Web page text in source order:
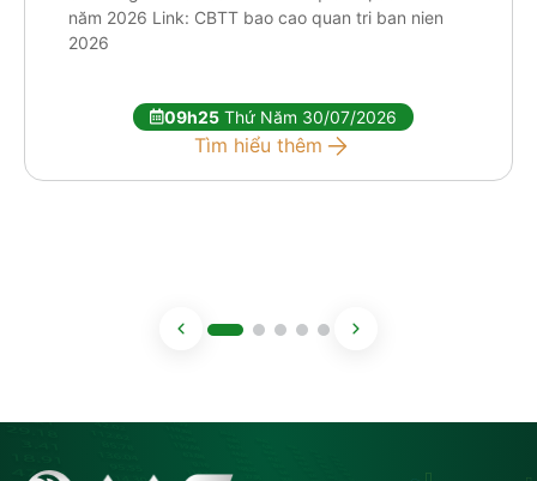
năm 2026 Link: CBTT bao cao quan tri ban nien
2026
09h25 Thứ Năm 30/07/2026
Tìm hiểu thêm